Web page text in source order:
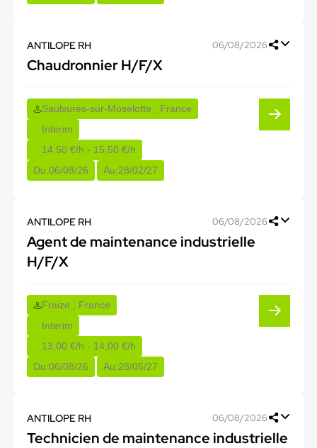
ANTILOPE RH 06/08/2026
Chaudronnier H/F/X
Saulxures-sur-Moselotte , France
Interim
14,50 €/h - 15,50 €/h
Du:06/08/26 Au:28/02/27
ANTILOPE RH 06/08/2026
Agent de maintenance industrielle
H/F/X
Fraize , France
Interim
13,00 €/h - 14,00 €/h
Du:06/08/26 Au:28/05/27
ANTILOPE RH 06/08/2026
Technicien de maintenance industrielle